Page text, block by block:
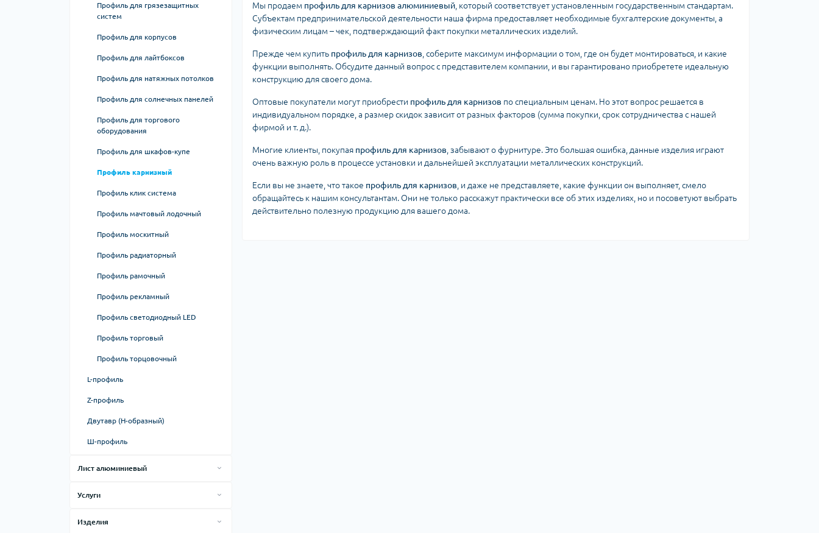
Профиль для грязезащитных
систем
Профиль для корпусов
Профиль для лайтбоксов
Профиль для натяжных потолков
Профиль для солнечных панелей
Профиль для торгового
оборудования
Профиль для шкафов-купе
Профиль карнизный
Профиль клик система
Профиль мачтовый лодочный
Профиль москитный
Профиль радиаторный
Профиль рамочный
Профиль рекламный
Профиль светодиодный LED
Профиль торговый
Профиль торцовочный
L-профиль
Z-профиль
Двутавр (H-образный)
Ш-профиль
Лист алюминиевый
Плита алюминиевая
Услуги
Изделия
Мы продаем профиль для карнизов алюминиевый , который соответствует установленным государственным стандартам.
Субъектам предпринимательской деятельности наша фирма предоставляет необходимые бухгалтерские документы, а
физическим лицам – чек, подтверждающий факт покупки металлических изделий.
Прежде чем купить профиль для карнизов , соберите максимум информации о том, где он будет монтироваться, и какие
функции выполнять. Обсудите данный вопрос с представителем компании, и вы гарантировано приобретете идеальную
конструкцию для своего дома.
Оптовые покупатели могут приобрести профиль для карнизов по специальным ценам. Но этот вопрос решается в
индивидуальном порядке, а размер скидок зависит от разных факторов (сумма покупки, срок сотрудничества с нашей
фирмой и т. д.).
Многие клиенты, покупая профиль для карнизов , забывают о фурнитуре. Это большая ошибка, данные изделия играют
очень важную роль в процессе установки и дальнейшей эксплуатации металлических конструкций.
Если вы не знаете, что такое профиль для карнизов , и даже не представляете, какие функции он выполняет, смело
обращайтесь к нашим консультантам. Они не только расскажут практически все об этих изделиях, но и посоветуют выбрать
действительно полезную продукцию для вашего дома.